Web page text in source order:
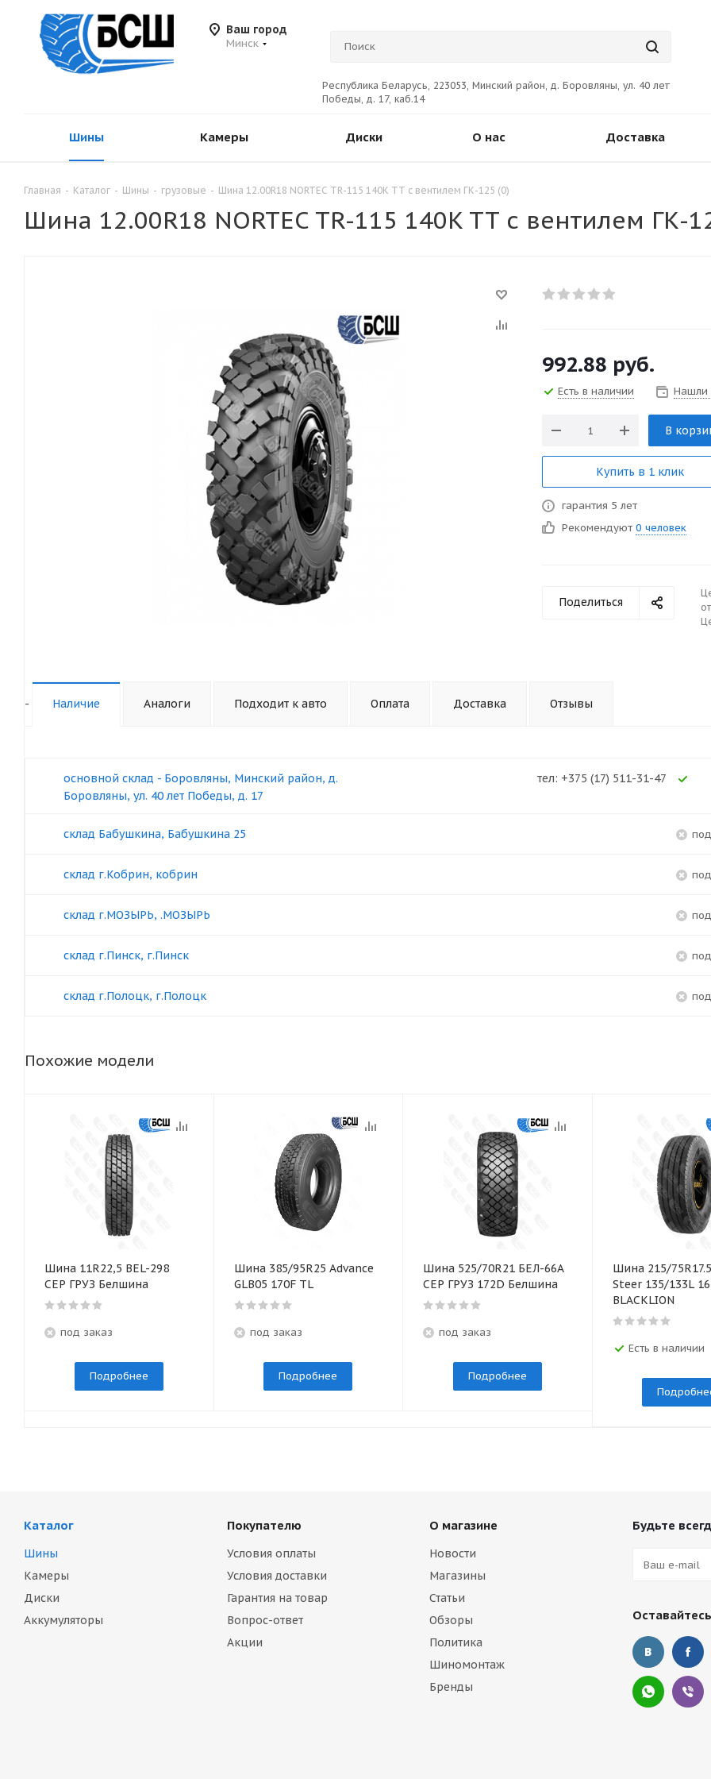
Ваш город
Минск
Республика Беларусь, 223053, Минский район, д. Боровляны, ул. 40 лет
Победы, д. 17, каб.14
Шины Камеры Диски О нас Доставка
Главная - Каталог - Шины - грузовые - Шина 12.00R18 NORTEC TR-115 140K TT с вентилем ГК-125 (0)
Шина 12.00R18 NORTEC TR-115 140K TT с вентилем ГК-
992.88 руб.
Есть в наличии Нашли
В
Купить в 1 клик
гарантия 5 лет
Рекомендуют 0 человек
Поделиться
- Наличие Аналоги Подходит к авто Оплата Доставка Отзывы
тел: +375 (17) 511-31-47
основной склад - Боровляны, Минский район, д.
Боровляны, ул. 40 лет Победы, д. 17
склад Бабушкина, Бабушкина 25
склад г.Кобрин, кобрин
склад г.МОЗЫРЬ, .МОЗЫРЬ
склад г.Пинск, г.Пинск
склад г.Полоцк, г.Полоцк
Похожие модели
Шина 11R22,5 BEL-298
СЕР ГРУЗ Белшина
под заказ
Подробнее
Шина 385/95R25 Advance
GLB05 170F TL
под заказ
Подробнее
Шина 525/70R21 БЕЛ-66А
СЕР ГРУЗ 172D Белшина
под заказ
Подробнее
Шина 215/
Steer 135/133L
BLACKLION
Есть в наличии
Каталог
Шины
Камеры
Диски
Аккумуляторы
Покупателю
Условия оплаты
Условия доставки
Гарантия на товар
Вопрос-ответ
Акции
О магазине
Новости
Магазины
Статьи
Обзоры
Политика
Шиномонтаж
Бренды
Будьте